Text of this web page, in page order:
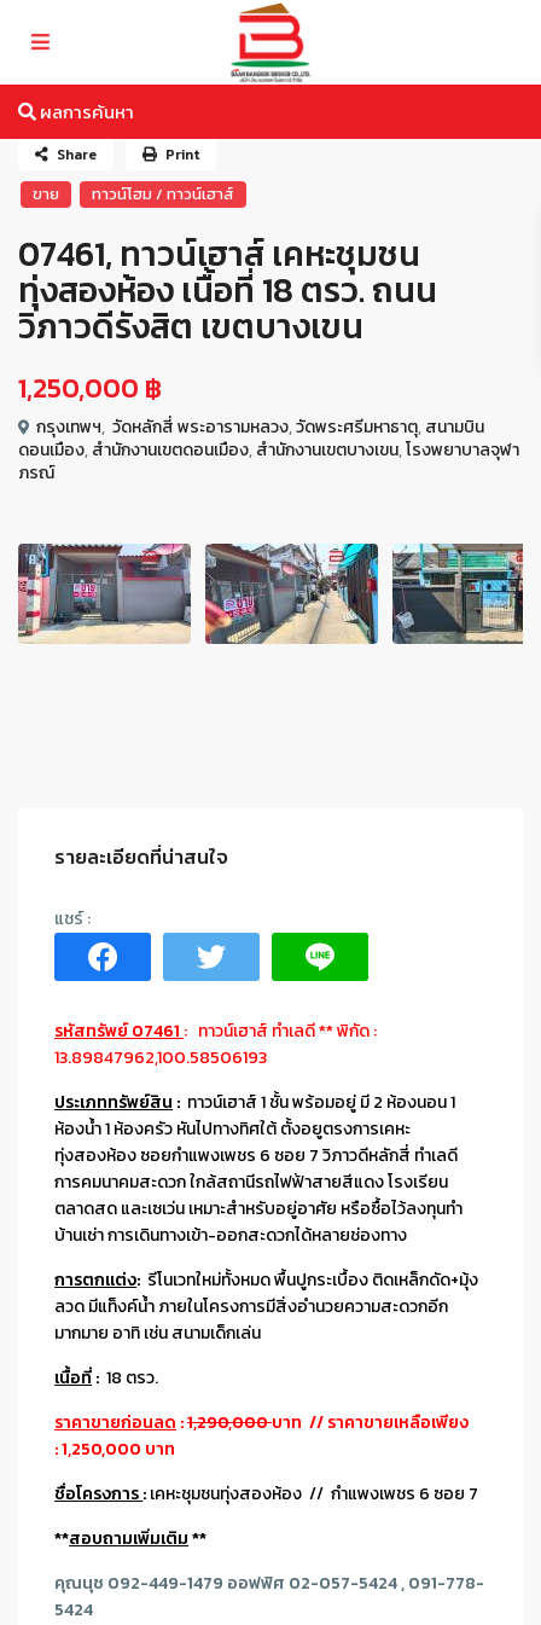
ผลการค้นหา
ขาย ทาวน์โฮม / ทาวน์เฮาส์
07461, ทาวน์เฮาส์ เคหะชุมชน
ทุ่งสองห้อง เนื้อที่ 18 ตรว. ถนน
วิภาวดีรังสิต เขตบางเขน
1,250,000 ฿
กรุงเทพฯ, วัดหลักสี่ พระอารามหลวง,วัดพระศรีมหาธาตุ,สนามบิน
ดอนเมือง,สำนักงานเขตดอนเมือง,สำนักงานเขตบางเขน,โรงพยาบาลจุฬา
ภรณ์
Share Print
รายละเอียดที่น่าสนใจ
รหัสทรัพย์ 07461 : ทาวน์เฮาส์ ทำเลดี ** พิกัด :
13.89847962,100.58506193
ประเภททรัพย์สิน : ทาวน์เฮาส์ 1 ชั้น พร้อมอยู่ มี 2 ห้องนอน 1
ห้องน้ำ 1 ห้องครัว หันไปทางทิศใต้ ตั้งอยูตรงการเคหะ
ทุ่งสองห้อง ซอยกำแพงเพชร 6 ซอย 7 วิภาวดีหลักสี่ ทำเลดี
การคมนาคมสะดวก ใกล้สถานีรถไฟฟ้าสายสีแดง โรงเรียน
ตลาดสด และเซเว่น เหมาะสำหรับอยู่อาศัย หรือซื้อไว้ลงทุนทำ
บ้านเช่า การเดินทางเข้า-ออกสะดวกได้หลายช่องทาง
การตกแต่ง: รีโนเวทใหม่ทั้งหมด พื้นปูกระเบื้อง ติดเหล็กดัด+มุ้ง
ลวด มีแท็งค์น้ำ ภายในโครงการมีสิ่งอำนวยความสะดวกอีก
มากมาย อาทิ เช่น สนามเด็กเล่น
เนื้อที่: 18 ตรว.
ราคาขายก่อนลด :1,290,000บาท // ราคาขายเหลือเพียง
: 1,250,000 บาท
ชื่อโครงการ:เคหะชุมชนทุ่งสองห้อง // กำแพงเพชร 6 ซอย 7
**สอบถามเพิ่มเติม**
คุณนุช 092-449-1479 ออฟฟิศ 02-057-5424 , 091-778-
5424